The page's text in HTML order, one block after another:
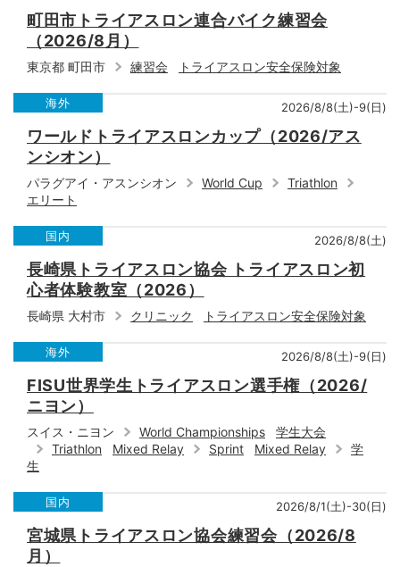
町田市トライアスロン連合バイク練習会
（2026/8月）
東京都 町田市 練習会 トライアスロン安全保険対象
海外 2026/8/8(土)-9(日)
ワールドトライアスロンカップ（2026/アス
ンシオン）
パラグアイ・アスンシオン World Cup
Triathlon
エリート
国内 2026/8/8(土)
長崎県トライアスロン協会 トライアスロン初
心者体験教室（2026）
長崎県 大村市 クリニック トライアスロン安全保険対象
海外 2026/8/8(土)-9(日)
FISU世界学生トライアスロン選手権（2026/
ニヨン）
スイス・ニヨン World Championships
学生大会
Triathlon
Mixed Relay Sprint Mixed Relay
学
生
国内 2026/8/1(土)-30(日)
宮城県トライアスロン協会練習会（2026/8
月）